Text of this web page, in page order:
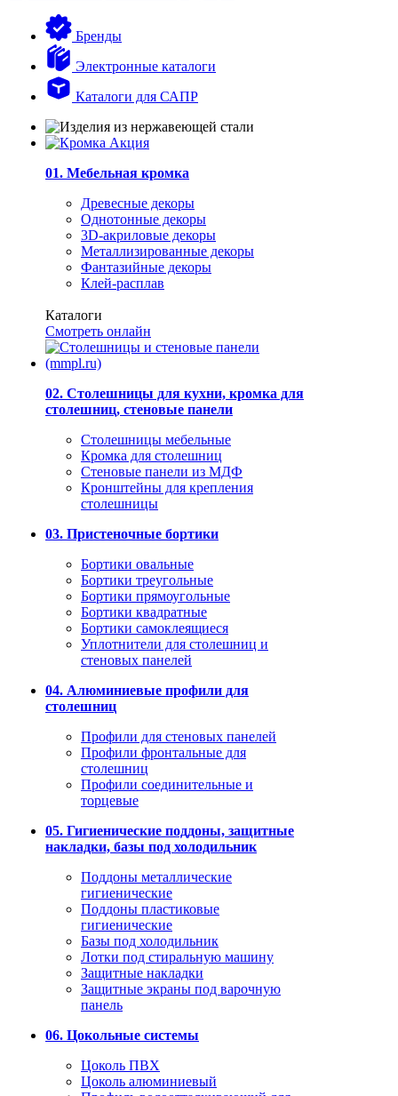
Бренды
Электронные каталоги
Каталоги для САПР
01. Мебельная кромка
Древесные декоры
Однотонные декоры
3D-акриловые декоры
Металлизированные декоры
Фантазийные декоры
Клей-расплав
Каталоги
Смотреть онлайн
02. Столешницы для кухни, кромка для
столешниц, стеновые панели
Столешницы мебельные
Кромка для столешниц
Стеновые панели из МДФ
Кронштейны для крепления
столешницы
03. Пристеночные бортики
Бортики овальные
Бортики треугольные
Бортики прямоугольные
Бортики квадратные
Бортики самоклеящиеся
Уплотнители для столешниц и
стеновых панелей
04. Алюминиевые профили для
столешниц
Профили для стеновых панелей
Профили фронтальные для
столешниц
Профили соединительные и
торцевые
05. Гигиенические поддоны, защитные
накладки, базы под холодильник
Поддоны металлические
гигиенические
Поддоны пластиковые
гигиенические
Базы под холодильник
Лотки под стиральную машину
Защитные накладки
Защитные экраны под варочную
панель
06. Цокольные системы
Цоколь ПВХ
Цоколь алюминиевый